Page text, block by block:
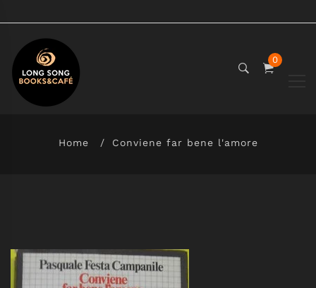
0
Home Conviene far bene l'amore